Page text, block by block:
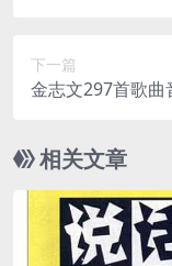
下一篇
金志文297首歌曲
相关文章